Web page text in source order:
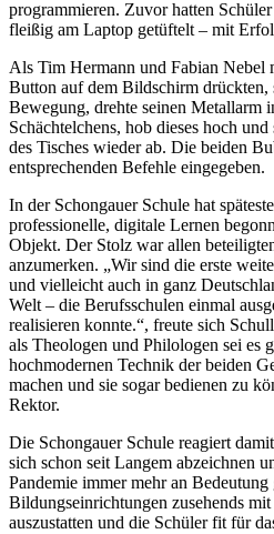
programmieren. Zuvor hatten
fleißig am Laptop getüftelt – mit
Als Tim Hermann und Fabian Nebel
Button auf dem Bildschirm drückten,
Bewegung, drehte seinen Metallarm
Schächtelchens, hob dieses hoch
des Tisches wieder ab. Die beiden
entsprechenden Befehle eingegeben.
In der Schongauer Schule hat
professionelle, digitale Lernen
Objekt. Der Stolz war allen
anzumerken. „Wir sind die erste
und vielleicht auch in ganz
Welt – die Berufsschulen einmal
realisieren konnte.“, freute sich
als Theologen und Philologen sei es
hochmodernen Technik der beiden
machen und sie sogar bedienen zu
Rektor.
Die Schongauer Schule reagiert
sich schon seit Langem abzeichnen
Pandemie immer mehr an
Bildungseinrichtungen zusehends
auszustatten und die Schüler fit für